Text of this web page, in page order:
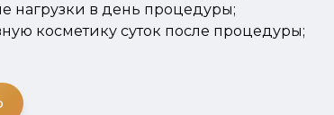
нагрузки в день процедуры;
косметику суток после процедуры;